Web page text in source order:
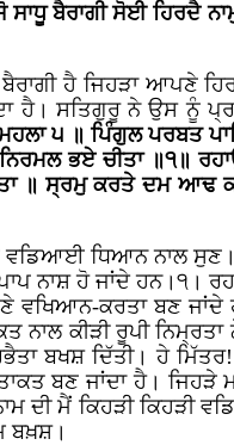
ਸੋ ਸਾਧੂ ਬੈਰਾਗੀ ਸੋਈ
ਹੈ ਜਿਹੜਾ ਆਪਣੇ
ਸਤਿਗੁਰੂ ਨੇ ਉਸ ਨੂੰ
੫ ॥ ਪਿੰਗੁਲ ਪਰਬਤ
ਭਏ ਚੀਤਾ ॥੧॥
॥ ਸ੍ਰਮੁ ਕਰਤੇ ਦਮ ਆਢ
ਧਿਆਨ ਨਾਲ ਸੁਣ।
ਨਾਸ਼ ਹੋ ਜਾਂਦੇ ਹਨ।੧।
ਕਰਤਾ ਬਣ ਜਾਂਦੇ
ਨਾਲ ਕੀੜੀ ਰੂਪੀ
ਬਖਸ਼ ਦਿੱਤੀ। ਹੇ ਮਿੱਤਰ!
ਬਣ ਜਾਂਦਾ ਹੈ।
ਦੀ ਮੈਂ ਕਿਹੜੀ ਕਿਹੜੀ
ਬਖ਼ਸ਼।